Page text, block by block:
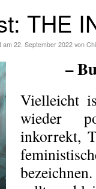
THE
am 22. September 2022 von
–
Vielleicht
wieder
inkorrekt,